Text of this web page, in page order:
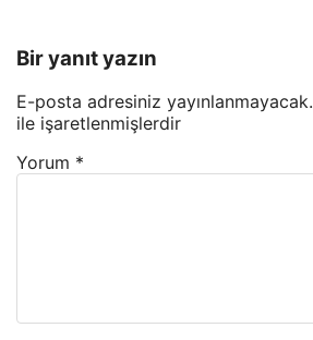
Bir yanıt yazın
E-posta adresiniz yayınlanmayacak.
ile işaretlenmişlerdir
Yorum *